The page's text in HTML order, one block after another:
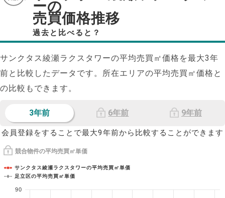
ーの
売買価格推移
過去と比べると？
サンクタス綾瀬ラクスタワーの平均売買㎡価格を最大3年
前と比較したデータです。所在エリアの平均売買㎡価格と
の比較もできます。
3年前 6年前 9年前
会員登録をすることで最大9年前から比較することができます
競合物件の平均売買㎡単価
サンクタス綾瀬ラクスタワーの平均売買㎡単価
足立区の平均売買㎡単価
90